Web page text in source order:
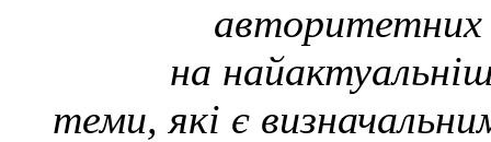
авторитетних
на
теми, які є